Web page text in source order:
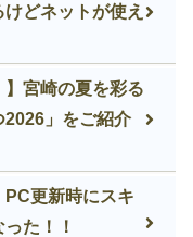
どネットが使え
】宮崎の夏を彩る
2026」をご紹介
PC更新時にスキ
た！！